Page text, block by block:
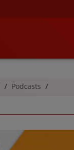
Podcasts